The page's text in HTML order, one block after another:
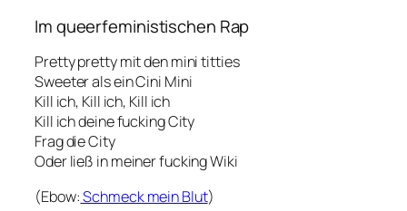
Im queerfeministischen Rap
Pretty pretty mit den mini titties
Sweeter als ein Cini Mini
Kill ich, Kill ich, Kill ich
Kill ich deine fucking City
Frag die City
Oder ließ in meiner fucking Wiki
(Ebow:Schmeck mein Blut)